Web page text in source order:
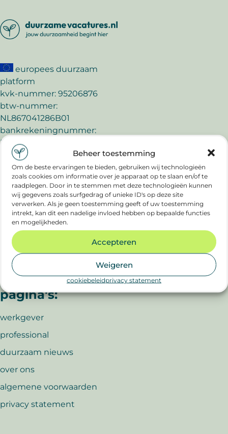
Beheer toestemming
Om de beste ervaringen te bieden, gebruiken wij technologieën
zoals cookies om informatie over je apparaat op te slaan en/of te
raadplegen. Door in te stemmen met deze technologieën kunnen
wij gegevens zoals surfgedrag of unieke ID's op deze site
verwerken. Als je geen toestemming geeft of uw toestemming
intrekt, kan dit een nadelige invloed hebben op bepaalde functies
en mogelijkheden.
Accepteren
Weigeren
cookiebeleidprivacy statement
europees duurzaam
platform
kvk-nummer: 95206876
btw-nummer:
NL867041286B01
bankrekeningnummer:
NL57TRIO0320934764
e-mail:
info@duurzamevacatures.nl
duurzamevacatures.nl is
partner van:
belangrijke
pagina's:
werkgever
professional
duurzaam nieuws
over ons
algemene voorwaarden
privacy statement